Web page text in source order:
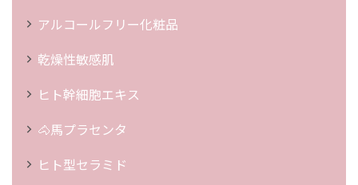
アルコールフリー化粧品
乾燥性敏感肌
ヒト幹細胞エキス
🐴馬プラセンタ
ヒト型セラミド